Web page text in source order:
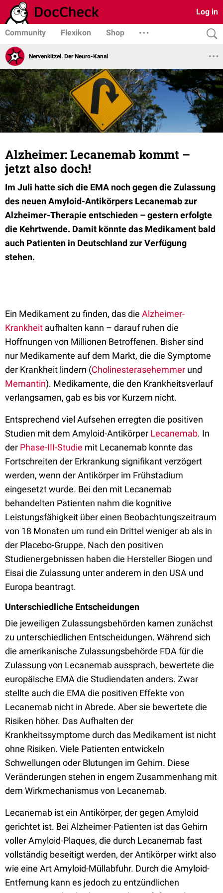
Log in
Community Flexikon Shop
Nervenkitzel. Der Neuro-Kanal
Alzheimer: Lecanemab kommt –
jetzt also doch!
Im Juli hatte sich die EMA noch gegen die Zulassung
des neuen Amyloid-Antikörpers Lecanemab zur
Alzheimer-Therapie entschieden – gestern erfolgte
die Kehrtwende. Damit könnte das Medikament bald
auch Patienten in Deutschland zur Verfügung
stehen.
Ein Medikament zu finden, das die Alzheimer-
Krankheit aufhalten kann – darauf ruhen die
Hoffnungen von Millionen Betroffenen. Bisher sind
nur Medikamente auf dem Markt, die die Symptome
der Krankheit lindern (Cholinesterasehemmer und
Memantin). Medikamente, die den Krankheitsverlauf
verlangsamen, gab es bis vor Kurzem nicht.
Entsprechend viel Aufsehen erregten die positiven
Studien mit dem Amyloid-Antikörper Lecanemab. In
der Phase-III-Studie mit Lecanemab konnte das
Fortschreiten der Erkrankung signifikant verzögert
werden, wenn der Antikörper im Frühstadium
eingesetzt wurde. Bei den mit Lecanemab
behandelten Patienten nahm die kognitive
Leistungsfähigkeit über einen Beobachtungszeitraum
von 18 Monaten um rund ein Drittel weniger ab als in
der Placebo-Gruppe. Nach den positiven
Studienergebnissen haben die Hersteller Biogen und
Eisai die Zulassung unter anderem in den USA und
Europa beantragt.
Unterschiedliche Entscheidungen
Die jeweiligen Zulassungsbehörden kamen zunächst
zu unterschiedlichen Entscheidungen. Während sich
die amerikanische Zulassungsbehörde FDA für die
Zulassung von Lecanemab aussprach, bewertete die
europäische EMA die Studiendaten anders. Zwar
stellte auch die EMA die positiven Effekte von
Lecanemab nicht in Abrede. Aber sie bewertete die
Risiken höher. Das Aufhalten der
Krankheitssymptome durch das Medikament ist nicht
ohne Risiken. Viele Patienten entwickeln
Schwellungen oder Blutungen im Gehirn. Diese
Veränderungen stehen in engem Zusammenhang mit
dem Wirkmechanismus von Lecanemab.
Lecanemab ist ein Antikörper, der gegen Amyloid
gerichtet ist. Bei Alzheimer-Patienten ist das Gehirn
voller Amyloid-Plaques, die durch Lecanemab fast
vollständig beseitigt werden, der Antikörper wirkt also
wie eine Art Amyloid-Müllabfuhr. Durch die Amyloid-
Entfernung kann es jedoch zu entzündlichen